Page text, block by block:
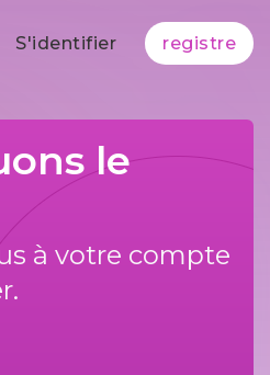
S'identifier registre
le
à votre compte